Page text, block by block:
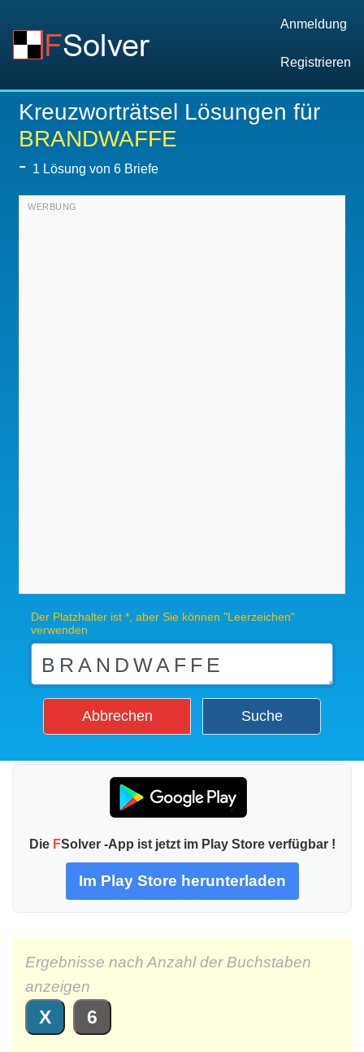
Anmeldung
Registrieren
Kreuzworträtsel Lösungen für
BRANDWAFFE
- 1 Lösung von 6 Briefe
Der Platzhalter ist *, aber Sie können "Leerzeichen"
verwenden
Abbrechen Suche
Die FSolver -App ist jetzt im Play Store verfügbar !
Im Play Store herunterladen
Ergebnisse nach Anzahl der Buchstaben
anzeigen
X 6